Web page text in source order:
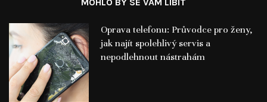
Oprava telefonu: Průvodce pro ženy,
jak najít spolehlivý servis a
nepodlehnout nástrahám